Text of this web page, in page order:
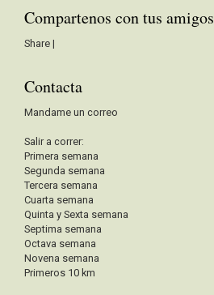
Compartenos con tus amigos
Share |
Contacta
Mandame un correo
Salir a correr:
Primera semana
Segunda semana
Tercera semana
Cuarta semana
Quinta y Sexta semana
Septima semana
Octava semana
Novena semana
Primeros 10 km